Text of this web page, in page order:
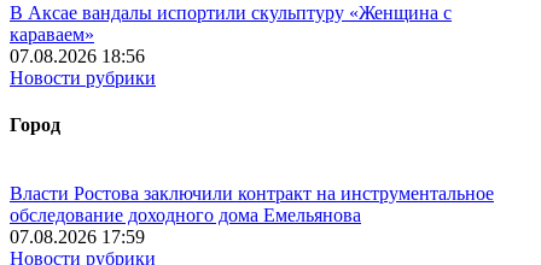
В Аксае вандалы испортили скульптуру «Женщина с
караваем»
07.08.2026 18:56
Новости рубрики
Город
Власти Ростова заключили контракт на инструментальное
обследование доходного дома Емельянова
07.08.2026 17:59
Новости рубрики